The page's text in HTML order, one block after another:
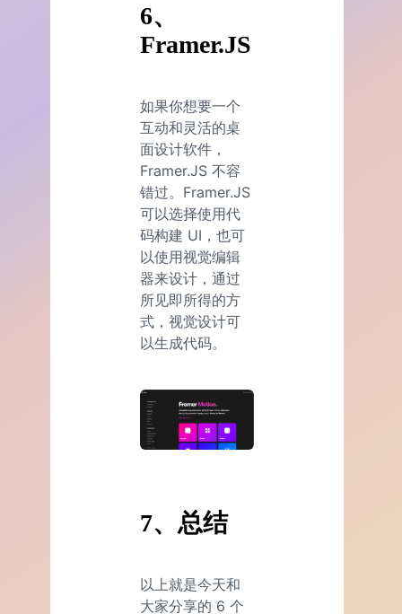
6、
Framer.JS
如果你想要一个
互动和灵活的桌
面设计软件，
Framer.JS 不容
错过。Framer.JS
可以选择使用代
码构建 UI，也可
以使用视觉编辑
器来设计，通过
所见即所得的方
式，视觉设计可
以生成代码。
7、总结
以上就是今天和
大家分享的 6 个